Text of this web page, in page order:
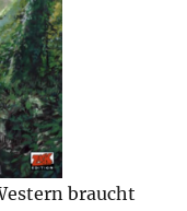
braucht